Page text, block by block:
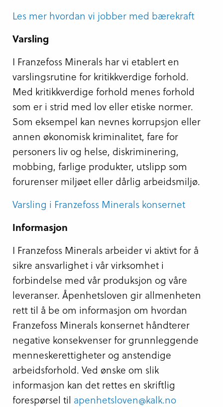
Les mer hvordan vi jobber med bærekraft
Varsling
I Franzefoss Minerals har vi etablert en
varslingsrutine for kritikkverdige forhold.
Med kritikkverdige forhold menes forhold
som er i strid med lov eller etiske normer.
Som eksempel kan nevnes korrupsjon eller
annen økonomisk kriminalitet, fare for
personers liv og helse, diskriminering,
mobbing, farlige produkter, utslipp som
forurenser miljøet eller dårlig arbeidsmiljø.
Varsling i Franzefoss Minerals konsernet
Informasjon
I Franzefoss Minerals arbeider vi aktivt for å
sikre ansvarlighet i vår virksomhet i
forbindelse med vår produksjon og våre
leveranser. Åpenhetsloven gir allmenheten
rett til å be om informasjon om hvordan
Franzefoss Minerals konsernet håndterer
negative konsekvenser for grunnleggende
menneskerettigheter og anstendige
arbeidsforhold. Ved ønske om slik
informasjon kan det rettes en skriftlig
forespørsel til apenhetsloven@kalk.no